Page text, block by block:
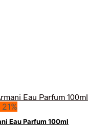
Eau Parfum 100ml